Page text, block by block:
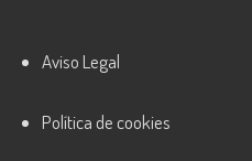
Aviso Legal
Política de cookies